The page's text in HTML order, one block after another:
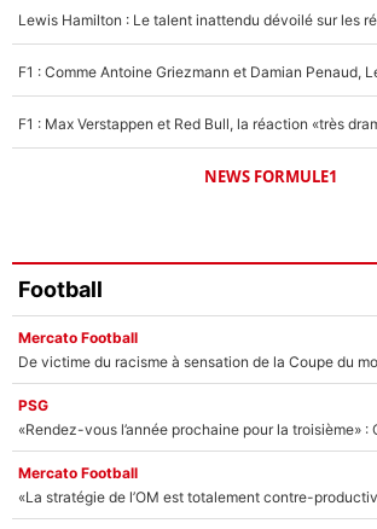
NEWS FORMULE1
Football
Mercato Football
PSG
Mercato Football